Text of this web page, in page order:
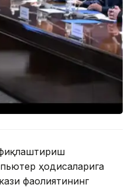
ҳодисаларига
фаолиятининг